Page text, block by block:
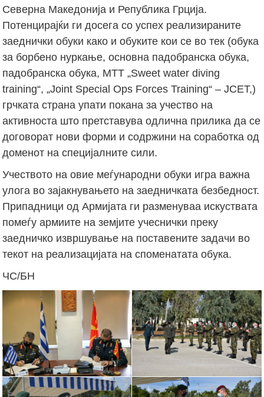
Северна Македонија и Република Грција.
Потенцирајќи ги досега со успех реализираните
заеднички обуки како и обуките кои се во тек (обука
за борбено нуркање, основна падобранска обука,
падобранска обука, MTT „Sweet water diving
training“, „Joint Special Ops Forces Training“ – JCET,)
грчката страна упати покана за учество на
активноста што претставува одлична прилика да се
договорат нови форми и содржини на соработка од
доменот на специјалните сили.
Учеството на овие меѓународни обуки игра важна
улога во зајакнувањето на заедничката безбедност.
Припадници од Армијата ги разменуваа искуствата
помеѓу армиите на земјите учеснички преку
заедничко извршување на поставените задачи во
текот на реализацијата на споменатата обука.
ЧС/БН